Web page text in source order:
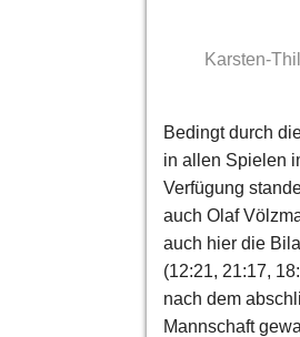
Karsten-
Bedingt durch
in allen Spielen
Verfügung
auch Olaf
auch hier die
(12:21, 21:17,
nach dem
Mannschaft